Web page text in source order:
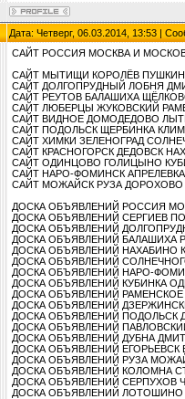
Дата: Четверг, 06.03.2014, 13:53 |
САЙТ РОССИЯ МОСКВА И
САЙТ МЫТИЩИ КОРОЛЁВ
САЙТ ДОЛГОПРУДНЫЙ ЛОБНЯ
САЙТ РЕУТОВ БАЛАШИХА
САЙТ ЛЮБЕРЦЫ ЖУКОВСКИЙ
САЙТ ВИДНОЕ ДОМОДЕДОВО
САЙТ ПОДОЛЬСК ЩЕРБИНКА
САЙТ ХИМКИ ЗЕЛЕНОГРАД
САЙТ КРАСНОГОРСК ДЕДОВСК
САЙТ ОДИНЦОВО ГОЛИЦЫНО
САЙТ НАРО-ФОМИНСК
САЙТ МОЖАЙСК РУЗА ДОРОХОВО
ДОСКА ОБЪЯВЛЕНИЙ РОССИЯ
ДОСКА ОБЪЯВЛЕНИЙ СЕРГИЕВ
ДОСКА ОБЪЯВЛЕНИЙ
ДОСКА ОБЪЯВЛЕНИЙ БАЛАШИХА
ДОСКА ОБЪЯВЛЕНИЙ НАХАБИНО
ДОСКА ОБЪЯВЛЕНИЙ
ДОСКА ОБЪЯВЛЕНИЙ НАРО-
ДОСКА ОБЪЯВЛЕНИЙ КУБИНКА
ДОСКА ОБЪЯВЛЕНИЙ
ДОСКА ОБЪЯВЛЕНИЙ
ДОСКА ОБЪЯВЛЕНИЙ
ДОСКА ОБЪЯВЛЕНИЙ
ДОСКА ОБЪЯВЛЕНИЙ ДУБНА
ДОСКА ОБЪЯВЛЕНИЙ
ДОСКА ОБЪЯВЛЕНИЙ РУЗА
ДОСКА ОБЪЯВЛЕНИЙ КОЛОМНА
ДОСКА ОБЪЯВЛЕНИЙ
ДОСКА ОБЪЯВЛЕНИЙ